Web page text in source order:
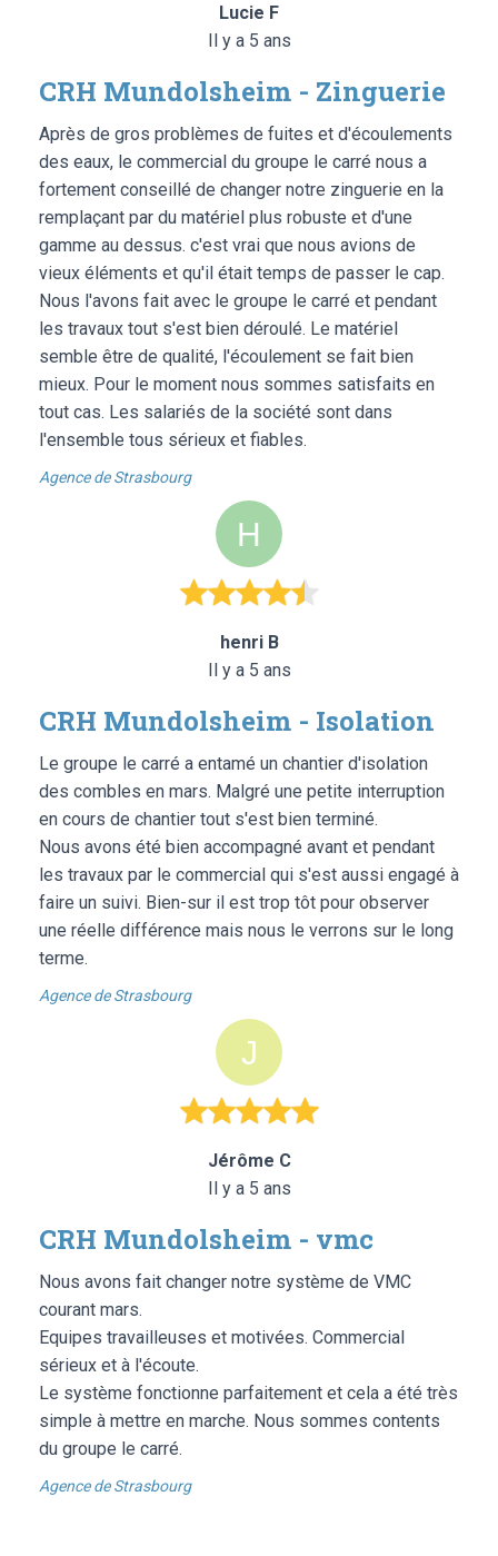
Lucie F
Il y a 5 ans
CRH Mundolsheim - Zinguerie
Après de gros problèmes de fuites et d'écoulements
des eaux, le commercial du groupe le carré nous a
fortement conseillé de changer notre zinguerie en la
remplaçant par du matériel plus robuste et d'une
gamme au dessus. c'est vrai que nous avions de
vieux éléments et qu'il était temps de passer le cap.
Nous l'avons fait avec le groupe le carré et pendant
les travaux tout s'est bien déroulé. Le matériel
semble être de qualité, l'écoulement se fait bien
mieux. Pour le moment nous sommes satisfaits en
tout cas. Les salariés de la société sont dans
l'ensemble tous sérieux et fiables.
Agence de Strasbourg
henri B
Il y a 5 ans
CRH Mundolsheim - Isolation
Le groupe le carré a entamé un chantier d'isolation
des combles en mars. Malgré une petite interruption
en cours de chantier tout s'est bien terminé.
Nous avons été bien accompagné avant et pendant
les travaux par le commercial qui s'est aussi engagé à
faire un suivi. Bien-sur il est trop tôt pour observer
une réelle différence mais nous le verrons sur le long
terme.
Agence de Strasbourg
Jérôme C
Il y a 5 ans
CRH Mundolsheim - vmc
Nous avons fait changer notre système de VMC
courant mars.
Equipes travailleuses et motivées. Commercial
sérieux et à l'écoute.
Le système fonctionne parfaitement et cela a été très
simple à mettre en marche. Nous sommes contents
du groupe le carré.
Agence de Strasbourg